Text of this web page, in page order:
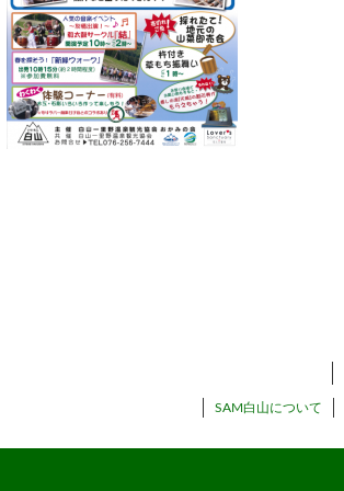
SAM白山について